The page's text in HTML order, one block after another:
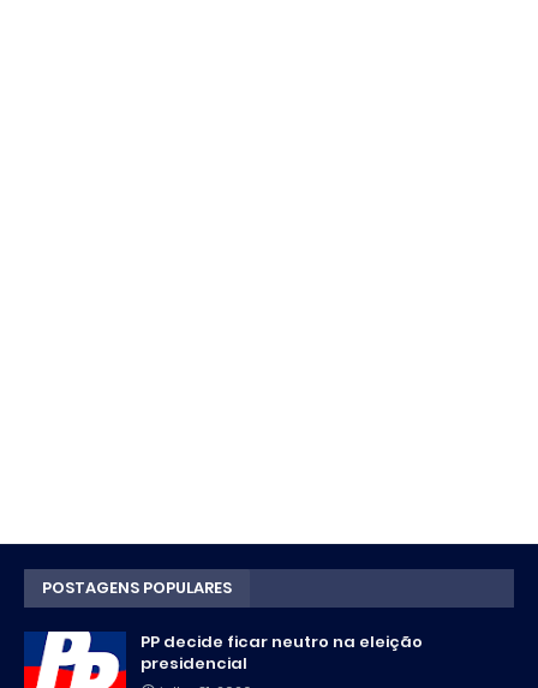
POSTAGENS POPULARES
PP decide ficar neutro na eleição
presidencial